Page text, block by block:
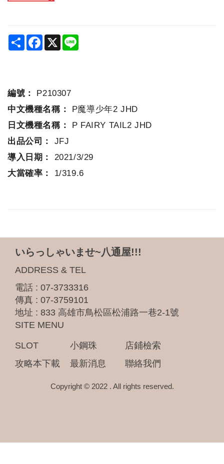
ShareFacebook
X
編號： P210307
中文機種名稱： P魔導少年2 JHD
日文機種名稱： P FAIRY TAIL2 JHD
出品公司： JFJ
導入日期： 2021/3/29
大當確率： 1/319.6
いらっしゃいませ~八通屋!!!
ADDRESS & TEL
電話 : 07-3733316
傳真 : 07-3759101
地址 : 833 高雄市鳥松區松浦路一巷2-1號
SITE MENU
SLOT 小鋼珠
店鋪檢索
攻略本下載
最新消息 聯絡我們
Copyright © 2022 . All rights reserved.